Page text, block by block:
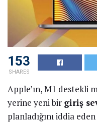
153
SHARES
Apple’ın, M1 destekli
yerine yeni bir giriş
planladığını iddia